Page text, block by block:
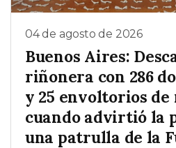
04 de agosto de 2026
Buenos Aires:
riñonera con 286
y 25 envoltorios
cuando advirtió la
una patrulla de la